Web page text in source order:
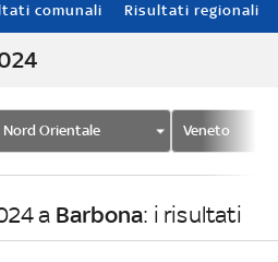
comunali Risultati regionali
Nord Orientale Veneto
a Barbona: i risultati